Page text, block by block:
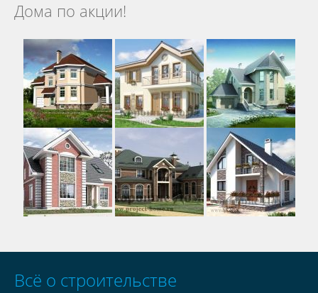
Дома по акции!
Всё о строительстве